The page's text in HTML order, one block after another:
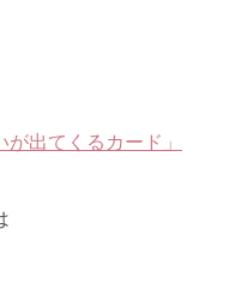
が出てくるカード」